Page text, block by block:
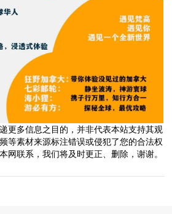
更多信息之目的，并非代表本站支持其观
等素材来源标注错误或侵犯了您的合法权
网联系，我们将及时更正、删除，谢谢。